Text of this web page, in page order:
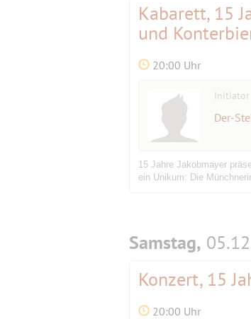
Kabarett, 15
und
20:00 Uhr
Initiator
Der-
15 Jahre Jakobmayer
ein Unikum: Die
Samstag,
Konzert, 15
20:00 Uhr